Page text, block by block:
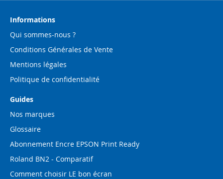
d’information
Informations
Qui sommes-nous ?
Conditions Générales de Vente
Mentions légales
Politique de confidentialité
Guides
Nos marques
Glossaire
Abonnement Encre EPSON Print Ready
Roland BN2 - Comparatif
Comment choisir LE bon écran